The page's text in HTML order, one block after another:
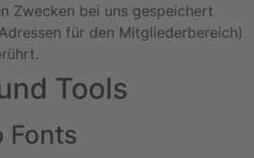
Zwecken bei uns gespeichert
für den Mitgliederbereich)
Tools
Fonts